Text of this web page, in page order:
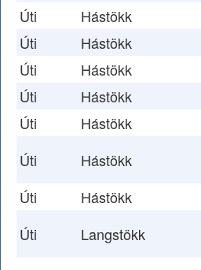
Úti
Hástökk
Úti
Hástökk
Úti
Hástökk
Úti
Hástökk
Úti
Hástökk
Úti
Hástökk
Úti
Hástökk
Úti
Langstökk